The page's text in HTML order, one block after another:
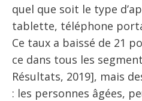
quel que soit le type
tablette, téléphone
Ce taux a baissé de 21
ce dans tous les
Résultats, 2019], mais
: les personnes âgées,